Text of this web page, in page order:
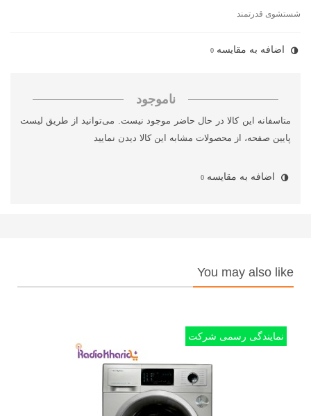
شستشوی قدرتمند
اضافه به مقایسه 0
ناموجود
متاسفانه این کالا در حال حاضر موجود نیست. می‌توانید از طریق لیست
پایین صفحه، از محصولات مشابه این کالا دیدن نمایید
اضافه به مقایسه 0
You may also like
نمایندگی رسمی شرکت